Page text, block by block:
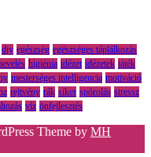
diy egészség egészséges táplálkozás
higiénia idézet idézetek játék
mesterséges intelligencia motiváció
rejtvény rák siker spórolás stressz
víz önfejlesztés
Theme by MH